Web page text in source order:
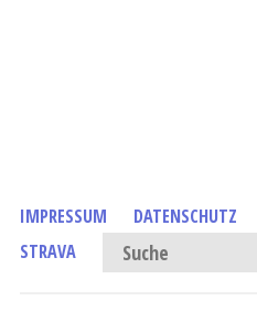
IMPRESSUM DATENSCHUTZ
STRAVA